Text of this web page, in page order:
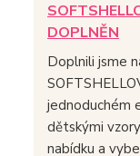
DOPLNĚN
Doplnili jsme
jednoduchém
dětskými
nabídku a